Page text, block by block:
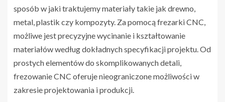
sposób w jaki traktujemy materiały takie jak drewno,
metal, plastik czy kompozyty. Za pomocą frezarki CNC,
możliwe jest precyzyjne wycinanie i kształtowanie
materiałów według dokładnych specyfikacji projektu. Od
prostych elementów do skomplikowanych detali,
frezowanie CNC oferuje nieograniczone możliwości w
zakresie projektowania i produkcji.